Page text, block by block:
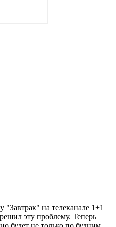
на телеканале 1+1
эту проблему. Теперь
будет не только по будним